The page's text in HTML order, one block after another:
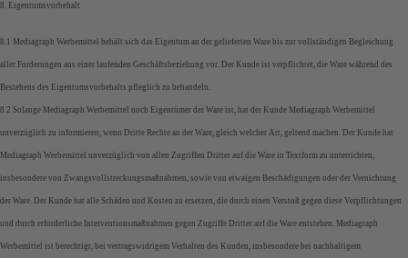
8. Eigentumsvorbehalt
8.1 Mediagraph Werbemittel behält sich das Eigentum an der gelieferten Ware bis zur vollständigen Begleichung
aller Forderungen aus einer laufenden Geschäftsbeziehung vor. Der Kunde ist verpflichtet, die Ware während des
Bestehens des Eigentumsvorbehalts pfleglich zu behandeln.
8.2 Solange Mediagraph Werbemittel noch Eigentümer der Ware ist, hat der Kunde Mediagraph Werbemittel
unverzüglich zu informieren, wenn Dritte Rechte an der Ware, gleich welcher Art, geltend machen. Der Kunde hat
Mediagraph Werbemittel unverzüglich von allen Zugriffen Dritter auf die Ware in Textform zu unterrichten,
insbesondere von Zwangsvollstreckungsmaßnahmen, sowie von etwaigen Beschädigungen oder der Vernichtung
der Ware. Der Kunde hat alle Schäden und Kosten zu ersetzen, die durch einen Verstoß gegen diese Verpflichtungen
und durch erforderliche Interventionsmaßnahmen gegen Zugriffe Dritter auf die Ware entstehen. Mediagraph
Werbemittel ist berechtigt, bei vertragswidrigem Verhalten des Kunden, insbesondere bei nachhaltigem